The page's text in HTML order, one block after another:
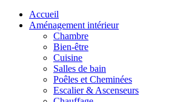
Accueil
Aménagement intérieur
Chambre
Bien-être
Cuisine
Salles de bain
Poêles et Cheminées
Escalier & Ascenseurs